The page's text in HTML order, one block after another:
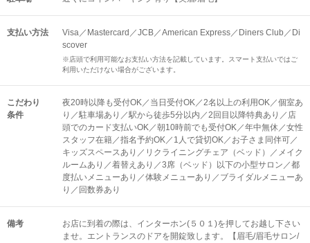
支払い方法
Visa／Mastercard／JCB／American Express／Diners Club／Di
scover
※店頭で利用可能なお支払い方法を記載しています。スマート支払いではご
利用いただけない場合がございます。
こだわり
条件
夜20時以降も受付OK／当日受付OK／2名以上の利用OK／個室あ
り／駐車場あり／駅から徒歩5分以内／2回目以降特典あり／店
頭でのカード支払いOK／朝10時前でも受付OK／年中無休／女性
スタッフ在籍／指名予約OK／1人で貸切OK／お子さま同伴可／
キッズスペースあり／リクライニングチェア（ベッド）／メイク
ルームあり／着替えあり／3席（ベッド）以下の小型サロン／都
度払いメニューあり／体験メニューあり／ブライダルメニューあ
り／回数券あり
備考
お店に到着の際は、インターホン(５０１)を押してお越し下さい
ませ。エントランスのドアを開錠致します。【眉毛/眉毛サロン/